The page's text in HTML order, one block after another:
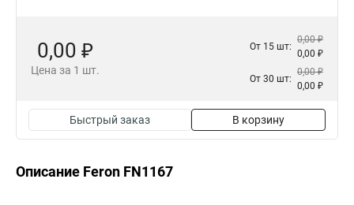
0,00 ₽
Цена за 1 шт.
От 15 шт:
0,00 ₽
0,00 ₽
От 30 шт:
0,00 ₽
0,00 ₽
Быстрый заказ В корзину
Описание Feron FN1167